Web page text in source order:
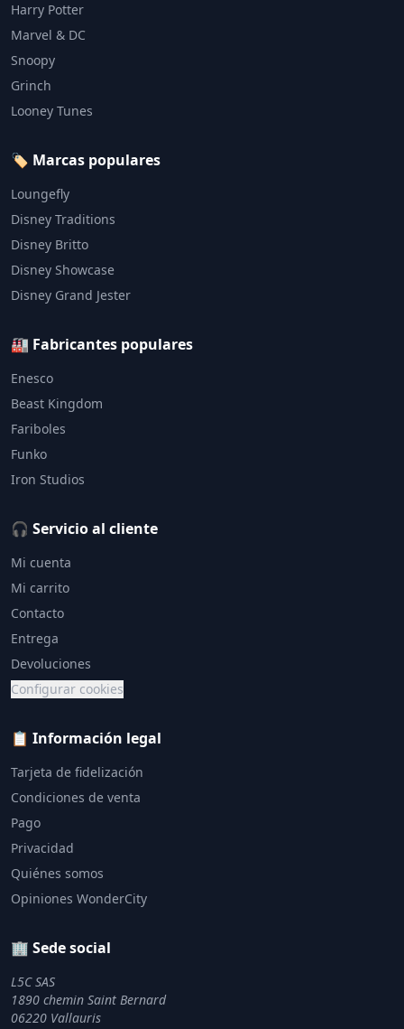
Harry Potter
Marvel & DC
Snoopy
Grinch
Looney Tunes
🏷️ Marcas populares
Loungefly
Disney Traditions
Disney Britto
Disney Showcase
Disney Grand Jester
🏭 Fabricantes populares
Enesco
Beast Kingdom
Fariboles
Funko
Iron Studios
🎧 Servicio al cliente
Mi cuenta
Mi carrito
Contacto
Entrega
Devoluciones
Configurar cookies
📋 Información legal
Tarjeta de fidelización
Condiciones de venta
Pago
Privacidad
Quiénes somos
Opiniones WonderCity
🏢 Sede social
L5C SAS
1890 chemin Saint Bernard
06220 Vallauris